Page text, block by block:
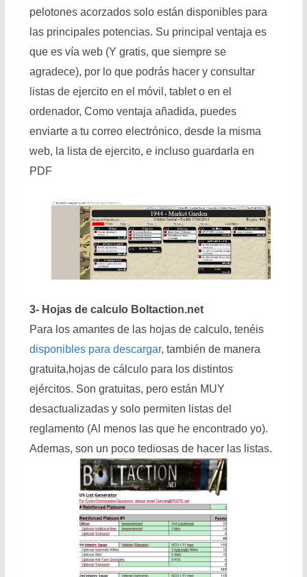
pelotones acorzados solo están disponibles para
las principales potencias. Su principal ventaja es
que es vía web (Y gratis, que siempre se
agradece), por lo que podrás hacer y consultar
listas de ejercito en el móvil, tablet o en el
ordenador, Como ventaja añadida, puedes
enviarte a tu correo electrónico, desde la misma
web, la lista de ejercito, e incluso guardarla en
PDF
3- Hojas de calculo Boltaction.net
Para los amantes de las hojas de calculo, tenéis
disponibles para descargar, también de manera
gratuita,hojas de cálculo para los distintos
ejércitos. Son gratuitas, pero están MUY
desactualizadas y solo permiten listas del
reglamento (Al menos las que he encontrado yo).
Ademas, son un poco tediosas de hacer las listas.